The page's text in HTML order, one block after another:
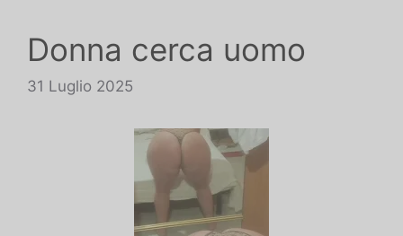
Donna cerca uomo
31 Luglio 2025